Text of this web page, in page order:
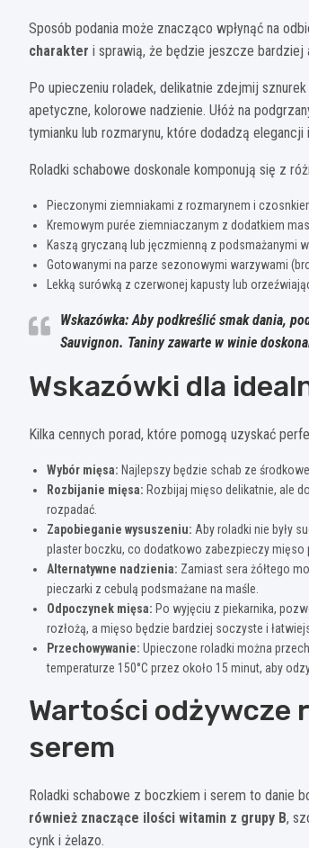
Sposób podania może znacząco wpłynąć na
charakter i sprawią, że będzie jeszcze bardziej
Po upieczeniu roladek, delikatnie zdejmij
apetyczne, kolorowe nadzienie. Ułóż na
tymianku lub rozmarynu, które dodadzą elegancji
Roladki schabowe doskonale komponują się z
Pieczonymi ziemniakami z rozmarynem i
Kremowym purée ziemniaczanym z dodatkiem
Kaszą gryczaną lub jęczmienną z podsmażanymi
Gotowanymi na parze sezonowymi warzywami
Lekką surówką z czerwonej kapusty lub
Wskazówka: Aby podkreślić smak dania,
Sauvignon. Taniny zawarte w winie
Wskazówki dla
Kilka cennych porad, które pomogą uzyskać
Wybór mięsa: Najlepszy będzie schab ze
Rozbijanie mięsa: Rozbijaj mięso delikatnie, ale
rozpadać.
Zapobieganie wysuszeniu: Aby roladki nie były
plaster boczku, co dodatkowo zabezpieczy mięso
Alternatywne nadzienia: Zamiast sera żółtego
pieczarki z cebulą podsmażane na maśle.
Odpoczynek mięsa: Po wyjęciu z piekarnika,
rozłożą, a mięso będzie bardziej soczyste i
Przechowywanie: Upieczone roladki można
temperaturze 150°C przez około 15 minut, aby
Wartości odżywcze
serem
Roladki schabowe z boczkiem i serem to danie
również znaczące ilości witamin z grupy B,
cynk i żelazo.